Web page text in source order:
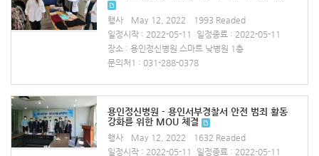
행사 May 12, 2022
1993 Readed
일정시작 : 2022-05-11
일정종료 : 2022-05-11
장소 : 용인정신병원 스마트 낮병원 1층
문의처1 : 031-288-0378
용인정신병원 - 용인서부경찰서 안전 범죄 활동
강화를 위한 MOU 체결
행사 May 12, 2022
1632 Readed
일정시작 : 2022-05-11
일정종료 : 2022-05-11